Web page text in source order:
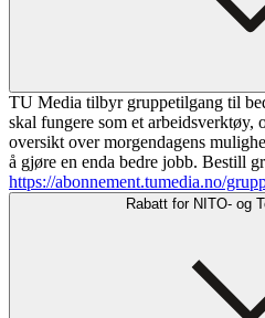
TU Media tilbyr gruppetilgang til
skal fungere som et arbeidsverktøy,
oversikt over morgendagens
å gjøre en enda bedre jobb. Bestill
https://abonnement.tumedia.no/
Rabatt for NITO- og